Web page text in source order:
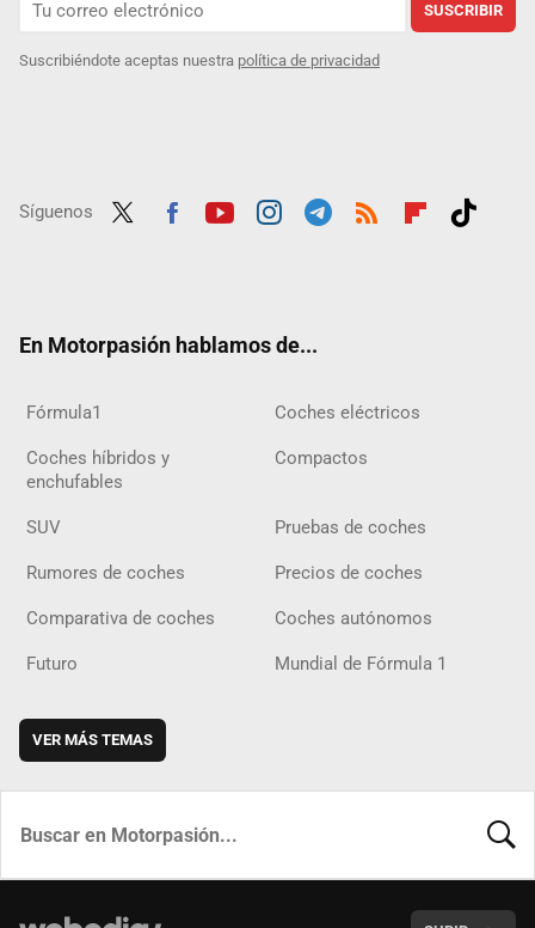
SUSCRIBIR
Suscribiéndote aceptas nuestra política de privacidad
Síguenos
En Motorpasión hablamos de...
Fórmula1 Coches eléctricos
Coches híbridos y
enchufables
Compactos
SUV Pruebas de coches
Rumores de coches Precios de coches
Comparativa de coches Coches autónomos
Futuro Mundial de Fórmula 1
VER MÁS TEMAS